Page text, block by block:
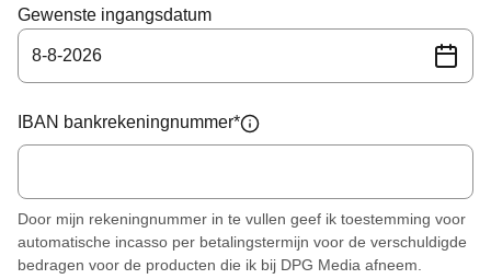
Gewenste ingangsdatum
8-8-2026
IBAN bankrekeningnummer*
Door mijn rekeningnummer in te vullen geef ik toestemming voor
automatische incasso per betalingstermijn voor de verschuldigde
bedragen voor de producten die ik bij DPG Media afneem.